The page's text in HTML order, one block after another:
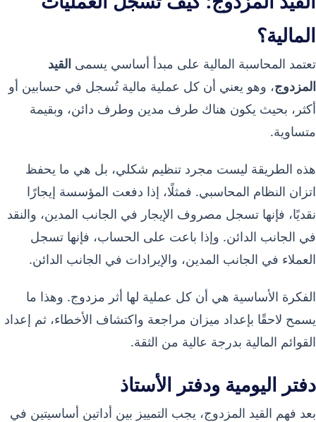
المالية؟
تعتمد المحاسبة المالية على مبدأ أساسي يسمى القيد
المزدوج، وهو يعني أن كل عملية مالية تُسجل في حسابين أو
أكثر، بحيث يكون هناك طرف مدين وطرف دائن، وبقيمة
متساوية.
هذه الطريقة ليست مجرد تنظيم شكلي، بل هي ما يحفظ
اتزان النظام المحاسبي. فمثلًا، إذا دفعت المؤسسة إيجارًا
نقديًا، فإنها تسجل مصروف الإيجار في الجانب المدين، والنقد
في الجانب الدائن. وإذا باعت على الحساب، فإنها تسجل
العملاء في الجانب المدين، والإيرادات في الجانب الدائن.
الفكرة الأساسية هي أن كل عملية لها أثر مزدوج. وهذا ما
يسمح لاحقًا بإعداد ميزان مراجعة واكتشاف الأخطاء، ثم إعداد
القوائم المالية بدرجة عالية من الثقة.
دفتر اليومية ودفتر الأستاذ
بعد فهم القيد المزدوج، يجب التمييز بين أداتين أساسيتين في